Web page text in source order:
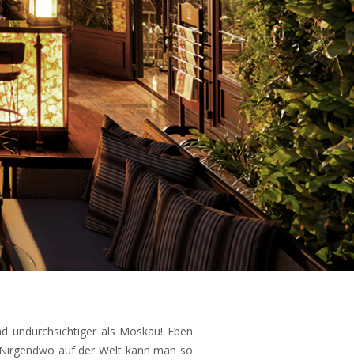
undurchsichtiger als Moskau! Eben
auf der Welt kann man so